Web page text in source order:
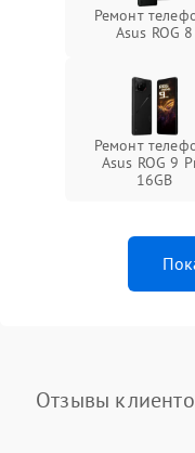
Ремонт
Asus ROG 8
Ремонт
Asus ROG 9
16GB
Отзывы